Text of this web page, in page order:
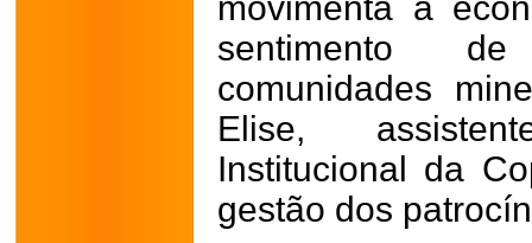
sentimento
comunidades
Elise,
Institucional da
gestão dos